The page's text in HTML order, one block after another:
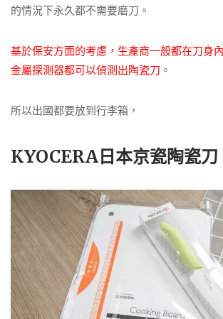
的情況下永久都不需要磨刀。
基於保安方面的考慮，生產商一般都在刀身
金屬探測器都可以偵測出陶瓷刀 。
所以出國都要放到行李箱，
KYOCERA日本京瓷陶瓷刀